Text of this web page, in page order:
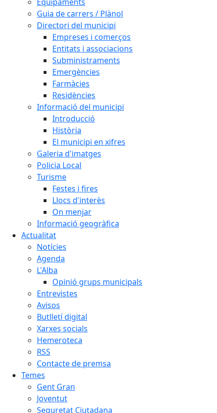
Guia de carrers / Plànol
Directori del municipi
Empreses i comerços
Entitats i associacions
Subministraments
Emergències
Farmàcies
Residències
Informació del municipi
Introducció
Història
El municipi en xifres
Galeria d'imatges
Policia Local
Turisme
Festes i fires
Llocs d'interès
On menjar
Informació geogràfica
Actualitat
Notícies
Agenda
L'Alba
Opinió grups municipals
Entrevistes
Avisos
Butlletí digital
Xarxes socials
Hemeroteca
RSS
Contacte de premsa
Temes
Gent Gran
Joventut
Seguretat Ciutadana